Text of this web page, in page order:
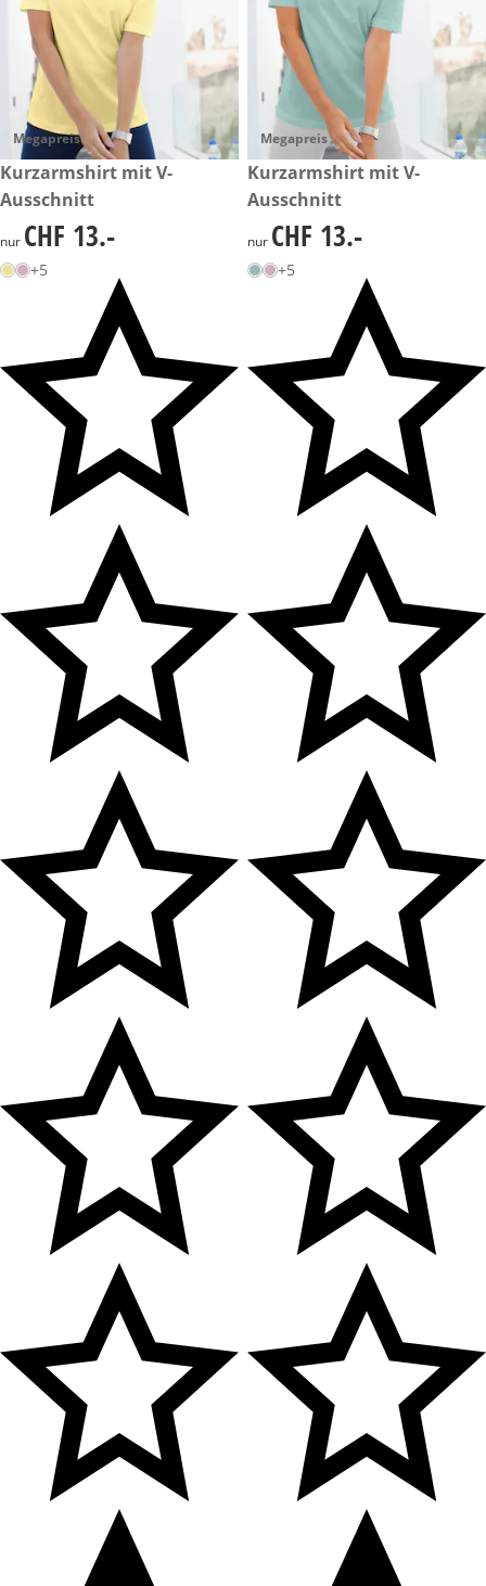
Megapreis
CHF 13.-
Kurzarmshirt mit V-
Ausschnitt
CHF 13.-
nur CHF 13.-
+5
Megapreis
CHF 13.-
Kurzarmshirt mit V-
Ausschnitt
CHF 13.-
nur CHF 13.-
+5